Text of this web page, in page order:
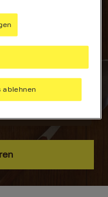
Plane deine
Mahlzeiten mit
dem MAGGI
passend zu
Vorlieben.
ablehnen